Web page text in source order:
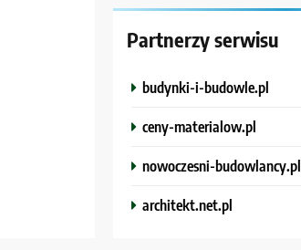
Partnerzy serwisu
budynki-i-budowle.pl
ceny-materialow.pl
nowoczesni-budowlancy.pl
architekt.net.pl